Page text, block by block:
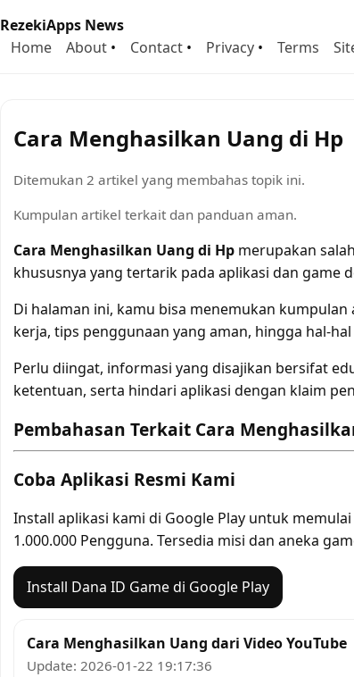
RezekiApps News
Home
About • Contact • Privacy • Terms
Cara Menghasilkan Uang di Hp
Ditemukan 2 artikel yang membahas topik ini.
Kumpulan artikel terkait dan panduan aman.
Cara Menghasilkan Uang di Hp merupakan
khususnya yang tertarik pada aplikasi dan game
Di halaman ini, kamu bisa menemukan
kerja, tips penggunaan yang aman, hingga hal-
Perlu diingat, informasi yang disajikan bersifat
ketentuan, serta hindari aplikasi dengan klaim
Pembahasan Terkait Cara
Coba Aplikasi Resmi Kami
Install aplikasi kami di Google Play untuk
1.000.000 Pengguna. Tersedia misi dan aneka
Install Dana ID Game di Google Play
Cara Menghasilkan Uang dari Video YouTube
Update: 2026-01-22 19:17:36